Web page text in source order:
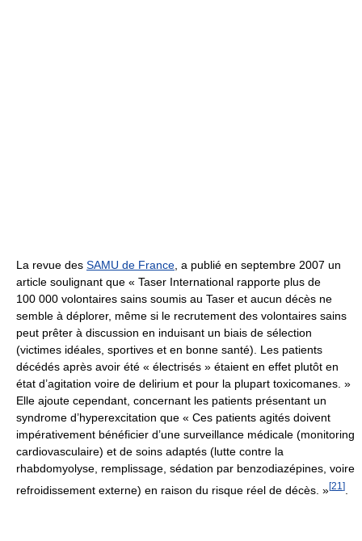
La revue des SAMU de France , a publié en septembre 2007 un
article soulignant que « Taser International rapporte plus de
100 000 volontaires sains soumis au Taser et aucun décès ne
semble à déplorer, même si le recrutement des volontaires sains
peut prêter à discussion en induisant un biais de sélection
(victimes idéales, sportives et en bonne santé). Les patients
décédés après avoir été « électrisés » étaient en effet plutôt en
état d’agitation voire de delirium et pour la plupart toxicomanes. »
Elle ajoute cependant, concernant les patients présentant un
syndrome d’hyperexcitation que « Ces patients agités doivent
impérativement bénéficier d’une surveillance médicale (monitoring
cardiovasculaire) et de soins adaptés (lutte contre la
rhabdomyolyse, remplissage, sédation par benzodiazépines, voire
refroidissement externe) en raison du risque réel de décès. »[21 ]